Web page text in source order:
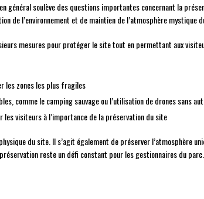
général soulève des questions importantes concernant la
de l’environnement et de maintien de l’atmosphère mystique
mesures pour protéger le site tout en permettant aux
les zones les plus fragiles
comme le camping sauvage ou l’utilisation de drones sans
les visiteurs à l’importance de la préservation du site
du site. Il s’agit également de préserver l’atmosphère
reste un défi constant pour les gestionnaires du parc.